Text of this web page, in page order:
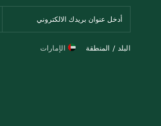
البلد / المنطقة الإمارات